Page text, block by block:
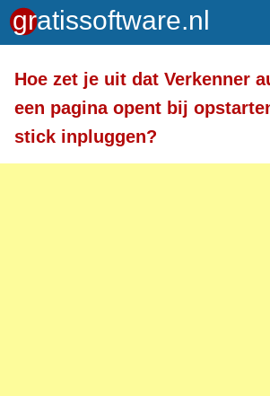
Hoe zet je uit dat Verkenner
een pagina opent bij
stick inpluggen?
Toegelaten HTML-tags: <a>
<br /> <i> <b> <p>
Regels en alinea's worden
Adressen van webpagina's en e-